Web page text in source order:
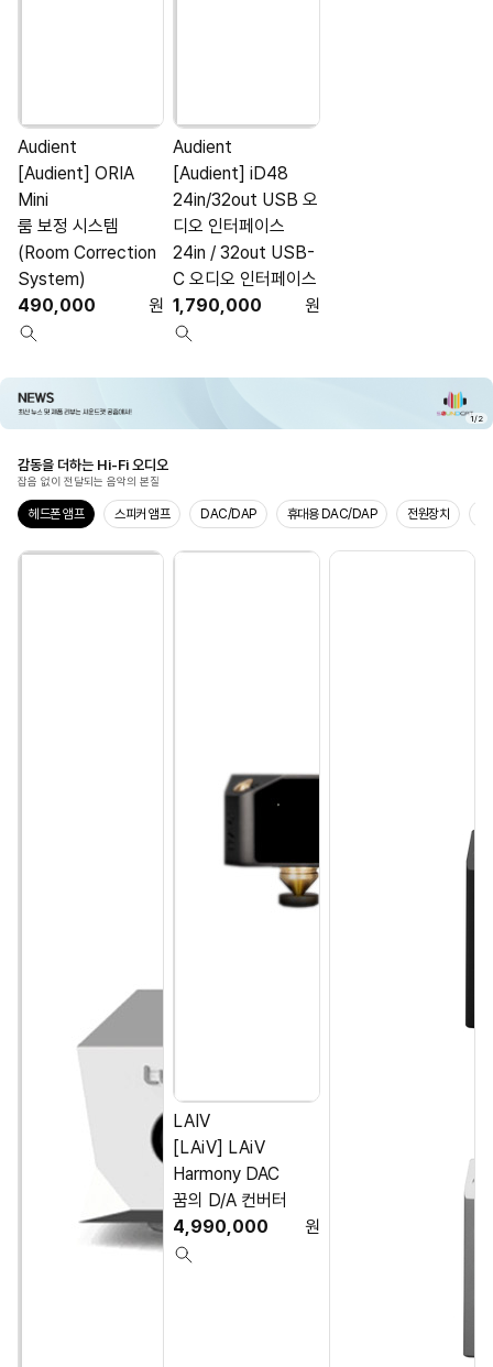
Audient
[Audient] ORIA
Mini
룸 보정 시스템
(Room Correction
System)
490,000
원
Audient
[Audient] iD48
24in/32out USB 오
디오 인터페이스
24in / 32out USB-
C 오디오 인터페이스
1,790,000
원
1/2
감동을 더하는 Hi-Fi 오디오
잡음 없이 전달되는 음악의 본질
헤드폰 앰프 스피커 앰프 DAC/DAP 휴대용 DAC/DAP 전원장치
LAIV
[LAiV] LAiV
Harmony DAC
꿈의 D/A 컨버터
4,990,000
원